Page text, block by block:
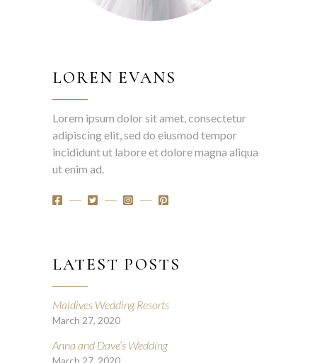
LOREN EVANS
Lorem ipsum dolor sit amet, consectetur
adipiscing elit, sed do eiusmod tempor
incididunt ut labore et dolore magna aliqua
ut enim ad.
LATEST POSTS
Maldives Wedding Resorts
March 27, 2020
Anna and Dave’s Wedding
March 27, 2020